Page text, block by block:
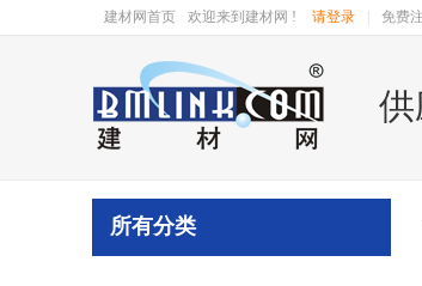
建材网首页 欢迎来到建材网 ! 请登录 免费
供
所有分类